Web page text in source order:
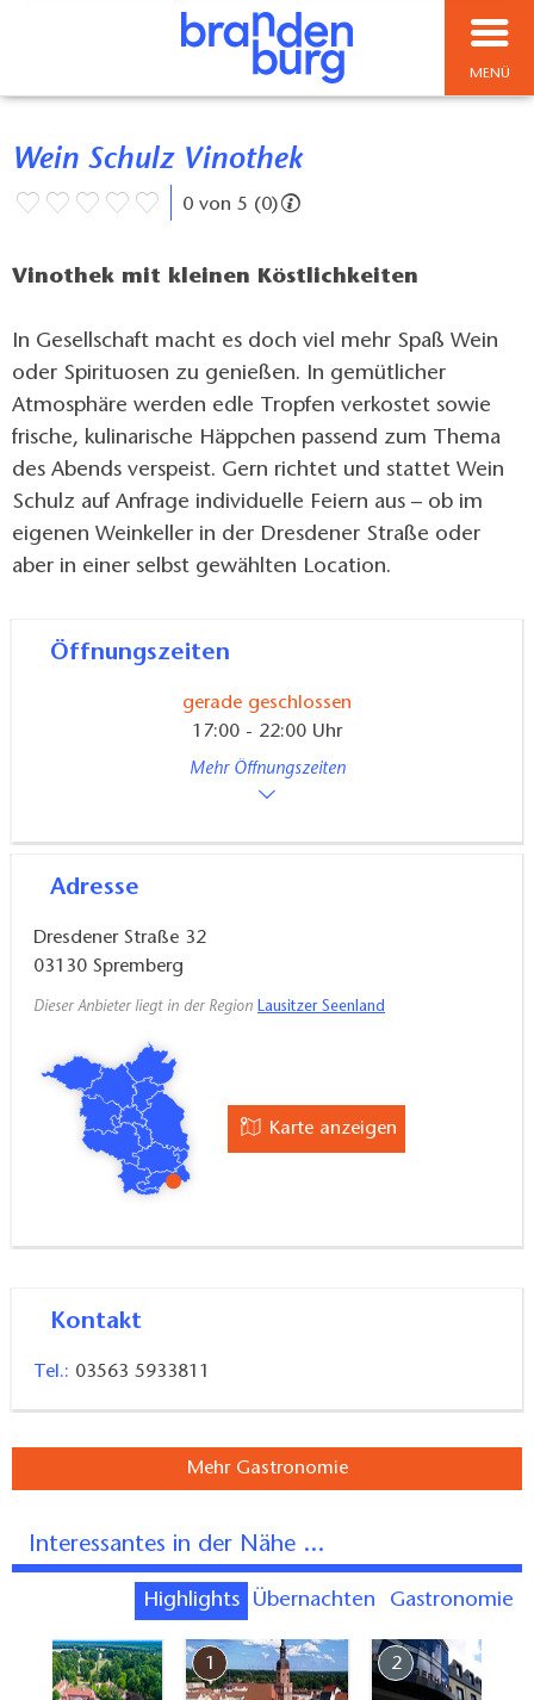
MENÜ
Wein Schulz Vinothek
0 von 5 (0)
Vinothek mit kleinen Köstlichkeiten
In Gesellschaft macht es doch viel mehr Spaß Wein
oder Spirituosen zu genießen. In gemütlicher
Atmosphäre werden edle Tropfen verkostet sowie
frische, kulinarische Häppchen passend zum Thema
des Abends verspeist. Gern richtet und stattet Wein
Schulz auf Anfrage individuelle Feiern aus – ob im
eigenen Weinkeller in der Dresdener Straße oder
aber in einer selbst gewählten Location.
Öffnungszeiten
gerade geschlossen
17:00 - 22:00 Uhr
Mehr Öffnungszeiten
Adresse
Dresdener Straße 32
03130 Spremberg
Dieser Anbieter liegt in der Region Lausitzer Seenland
Karte anzeigen
Kontakt
Tel.: 03563 5933811
Mehr Gastronomie
Interessantes in der Nähe ...
Highlights Übernachten Gastronomie
1 2